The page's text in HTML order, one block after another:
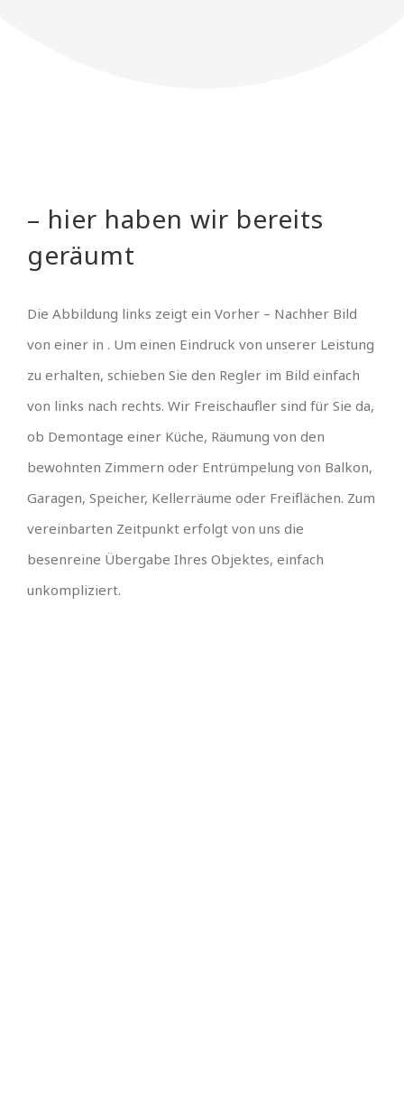
– hier haben wir bereits
geräumt
Die Abbildung links zeigt ein Vorher – Nachher Bild
von einer in . Um einen Eindruck von unserer Leistung
zu erhalten, schieben Sie den Regler im Bild einfach
von links nach rechts. Wir Freischaufler sind für Sie da,
ob Demontage einer Küche, Räumung von den
bewohnten Zimmern oder Entrümpelung von Balkon,
Garagen, Speicher, Kellerräume oder Freiflächen. Zum
vereinbarten Zeitpunkt erfolgt von uns die
besenreine Übergabe Ihres Objektes, einfach
unkompliziert.